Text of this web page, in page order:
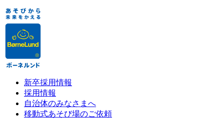
新卒採用情報
採用情報
自治体のみなさまへ
移動式あそび場のご依頼